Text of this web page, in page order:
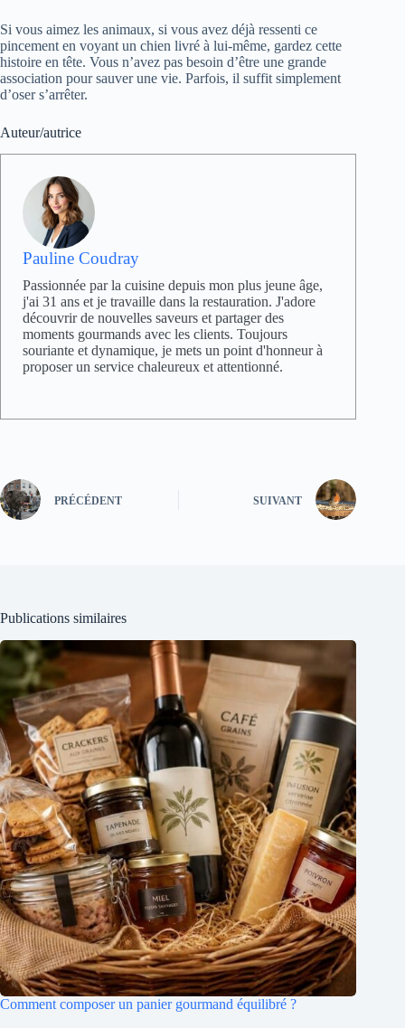
Si vous aimez les animaux, si vous avez déjà ressenti ce
pincement en voyant un chien livré à lui-même, gardez cette
histoire en tête. Vous n’avez pas besoin d’être une grande
association pour sauver une vie. Parfois, il suffit simplement
d’oser s’arrêter.
Auteur/autrice
Pauline Coudray
Passionnée par la cuisine depuis mon plus jeune âge,
j'ai 31 ans et je travaille dans la restauration. J'adore
découvrir de nouvelles saveurs et partager des
moments gourmands avec les clients. Toujours
souriante et dynamique, je mets un point d'honneur à
proposer un service chaleureux et attentionné.
PRÉCÉDENT SUIVANT
Publications similaires
Comment composer un panier gourmand équilibré ?